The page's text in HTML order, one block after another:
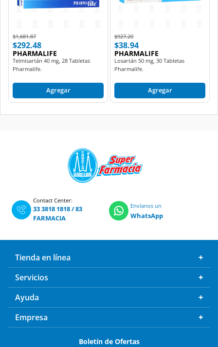
Price reduced from
$1,681.87to
$292.48
PHARMALIFE
Telmisartán 40 mg, 28 Tabletas
Pharmalife.
Agregar
Price reduced from
$927.20to
$38.94
PHARMALIFE
Losartán 50 mg, 30 Tabletas
Pharmalife.
Agregar
Contact Center:
33 3818 1818/83
FARMACIA
Envíanos un
WhatsApp
Tienda en línea
Servicios
Ayuda
Empresa
Boletín de Ofertas